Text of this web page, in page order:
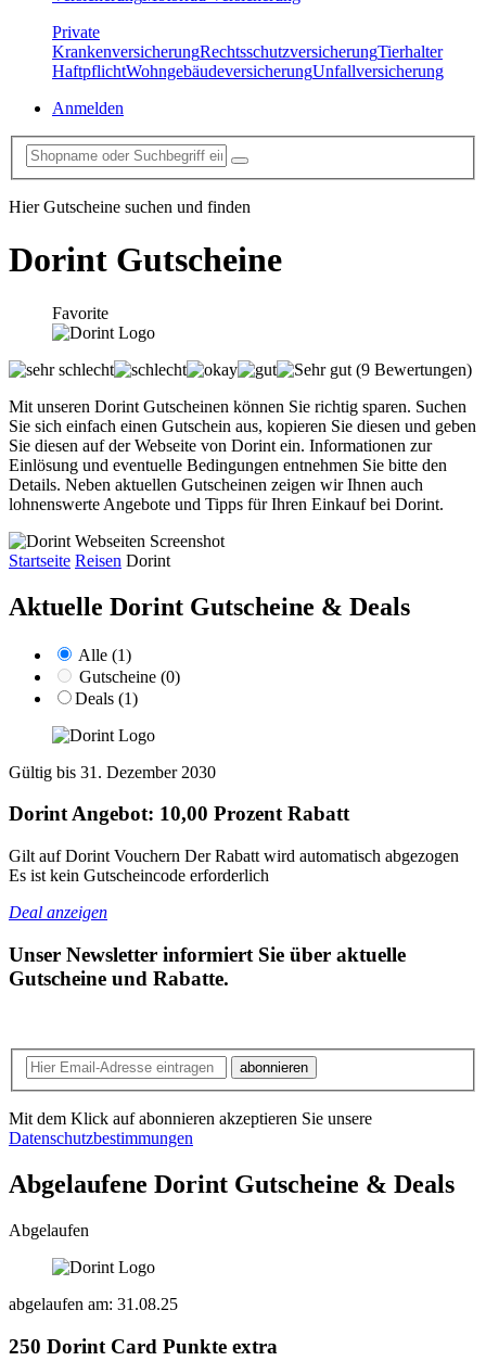
Private
KrankenversicherungRechtsschutzversicherungTierhalter
HaftpflichtWohngebäudeversicherungUnfallversicherung
Anmelden
Hier Gutscheine suchen und finden
Dorint Gutscheine
Favorite
(9 Bewertungen)
Mit unseren Dorint Gutscheinen können Sie richtig sparen. Suchen
Sie sich einfach einen Gutschein aus, kopieren Sie diesen und geben
Sie diesen auf der Webseite von Dorint ein. Informationen zur
Einlösung und eventuelle Bedingungen entnehmen Sie bitte den
Details. Neben aktuellen Gutscheinen zeigen wir Ihnen auch
lohnenswerte Angebote und Tipps für Ihren Einkauf bei Dorint.
Startseite Reisen Dorint
Aktuelle Dorint Gutscheine & Deals
Alle (1)
Gutscheine (0)
Deals (1)
Gültig bis 31. Dezember 2030
Dorint Angebot: 10,00 Prozent Rabatt
Gilt auf Dorint Vouchern Der Rabatt wird automatisch abgezogen
Es ist kein Gutscheincode erforderlich
Deal anzeigen
Unser Newsletter informiert Sie über aktuelle
Gutscheine und Rabatte.
abonnieren
Mit dem Klick auf abonnieren akzeptieren Sie unsere
Datenschutzbestimmungen
Abgelaufene Dorint Gutscheine & Deals
Abgelaufen
abgelaufen am: 31.08.25
250 Dorint Card Punkte extra